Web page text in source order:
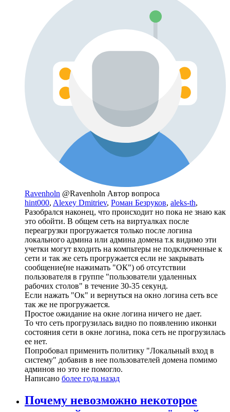
Ravenholn @Ravenholn Автор вопроса
hint000, Alexey Dmitriev, Роман Безруков, aleks-th,
Разобрался наконец, что происходит но пока не знаю как
это обойти. В общем сеть на виртуалках после
переагрузки прогружается только после логина
локального админа или админа домена т.к видимо эти
учетки могут входить на компьтеры не подключенные к
сети и так же сеть прогружается если не закрывать
сообщение(не нажимать "ОК") об отсутствии
пользователя в группе "пользователи удаленных
рабочих столов" в течение 30-35 секунд.
Если нажать "Ок" и вернуться на окно логина сеть все
так же не прогружается.
Простое ожидание на окне логина ничего не дает.
То что сеть прогрузилась видно по появлению иконки
состояния сети в окне логина, пока сеть не прогрузилась
ее нет.
Попробовал применить политику "Локальный вход в
систему" добавив в нее пользователей домена помимо
админов но это не помогло.
Написано более года назад
Почему невозможно некоторое